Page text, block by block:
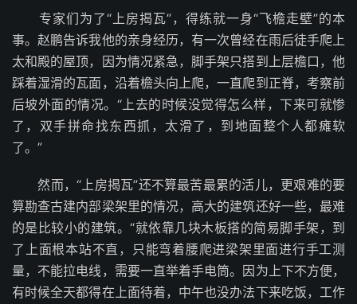
专家们为了“上房揭瓦”，得练就一身“飞檐走壁”的本
事。赵鹏告诉我他的亲身经历，有一次曾经在雨后徒手爬上
太和殿的屋顶，因为情况紧急，脚手架只搭到上层檐口，他
踩着湿滑的瓦面，沿着檐头向上爬，一直爬到正脊，考察前
后坡外面的情况。“上去的时候没觉得怎么样，下来可就惨
了，双手拼命找东西抓，太滑了，到地面整个人都瘫软
了。”
然而，“上房揭瓦”还不算最苦最累的活儿，更艰难的要
算勘查古建内部梁架里的情况，高大的建筑还好一些，最难
的是比较小的建筑。“就依靠几块木板搭的简易脚手架，到
了上面根本站不直，只能弯着腰爬进梁架里面进行手工测
量，不能拉电线，需要一直举着手电筒。因为上下不方便，
有时候全天都得在上面待着，中午也没办法下来吃饭，工作